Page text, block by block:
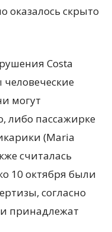
оказалось скрыто
Costa
могут
либо пассажирке
(Maria
считалась
10 октября были
согласно
принадлежат